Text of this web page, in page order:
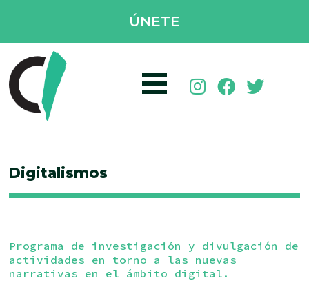
ÚNETE
Digitalismos
Programa de investigación y divulgación de
actividades en torno a las nuevas
narrativas en el ámbito digital.